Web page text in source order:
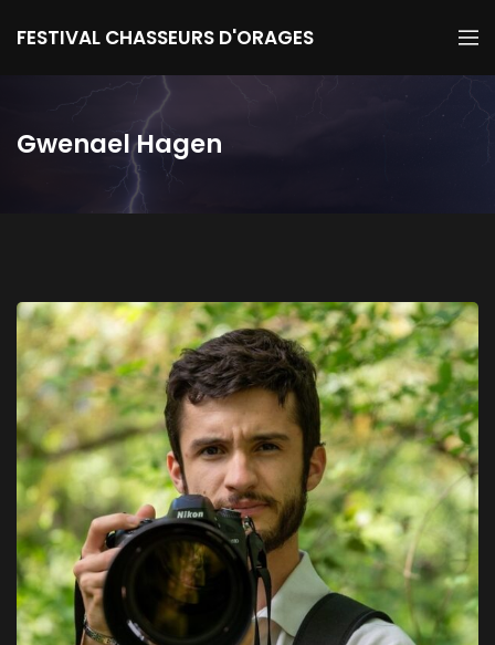
FESTIVAL CHASSEURS D'ORAGES
Gwenael Hagen